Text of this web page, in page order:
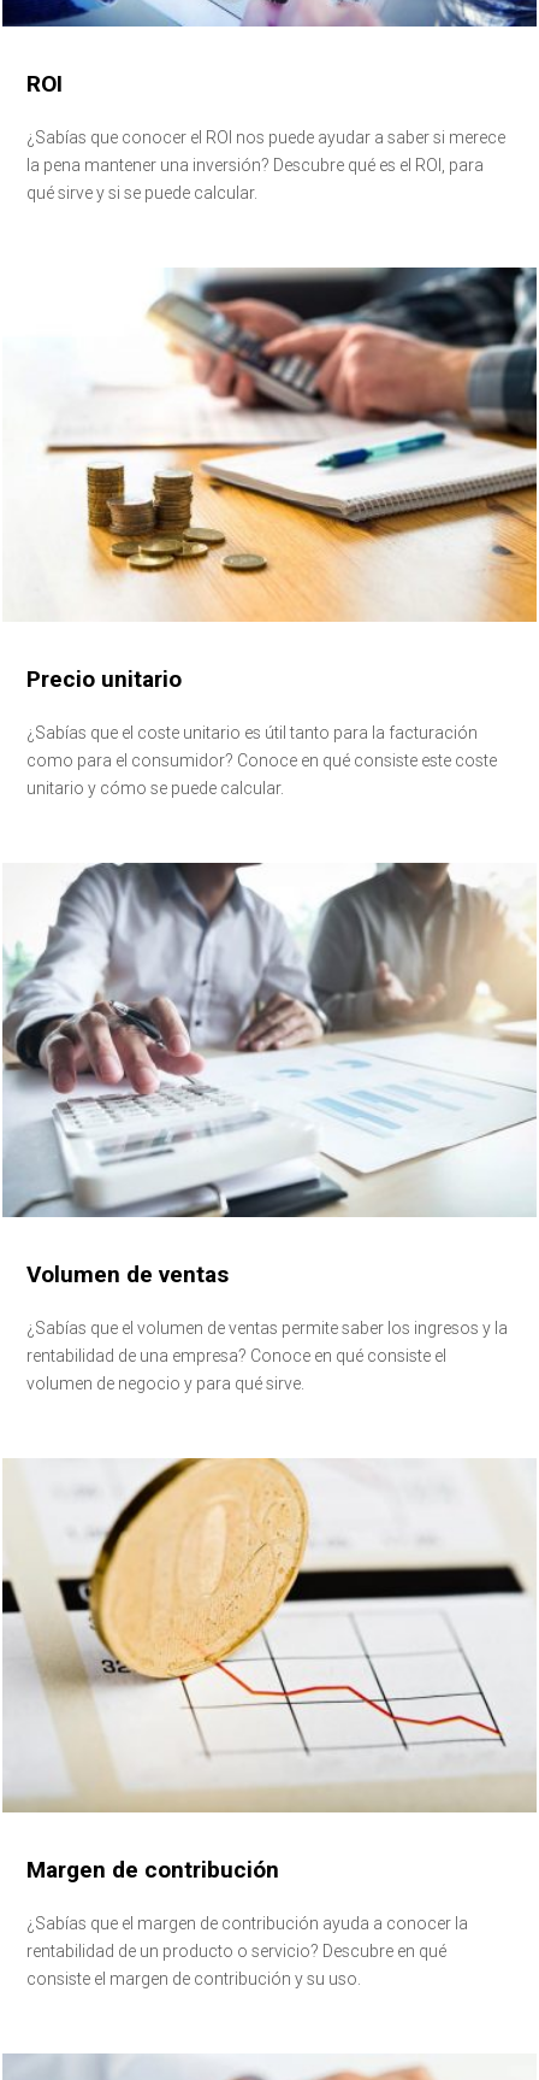
ROI
¿Sabías que conocer el ROI nos puede ayudar a saber si merece
la pena mantener una inversión? Descubre qué es el ROI, para
qué sirve y si se puede calcular.
Precio unitario
¿Sabías que el coste unitario es útil tanto para la facturación
como para el consumidor? Conoce en qué consiste este coste
unitario y cómo se puede calcular.
Volumen de ventas
¿Sabías que el volumen de ventas permite saber los ingresos y la
rentabilidad de una empresa? Conoce en qué consiste el
volumen de negocio y para qué sirve.
Margen de contribución
¿Sabías que el margen de contribución ayuda a conocer la
rentabilidad de un producto o servicio? Descubre en qué
consiste el margen de contribución y su uso.